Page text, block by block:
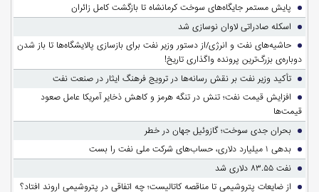
پایش مستمر جایگاه‌های سوخت کرمانشاه تا بازگشت کامل زائران
اسکله صادراتی لاوان نوسازی شد
حاشیه‌های نفت و انرژی/از دستور وزیر نفت برای بازسازی پالایشگاه‌ها تا باز شدن
دوباره‌ی بزرگ‌ترین پرونده واگذاری تاریخ!
تأکید وزیر نفت بر نقش رسانه‌ها در ترویج فرهنگ ایثار در صنعت نفت
افزایش قیمت نفت؛ تنش در تنگه هرمز و کاهش ذخایر آمریکا عامل صعود
قیمت‌ها
بحران جدی سوخت؛ گازوئیل جهان در خطر
بدهی ۱ میلیارد دلاری، حساب‌های شرکت ملی نفت را بست
نفت ۸۳.۵۵ دلاری شد
از ضایعات پتروشیمی تا مناقصه کاتالیست؛ چه اتفاقی در پتروشیمی اروند افتاد؟